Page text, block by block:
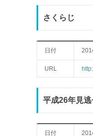
さくらじ
日付
URL
平成26年見
日付